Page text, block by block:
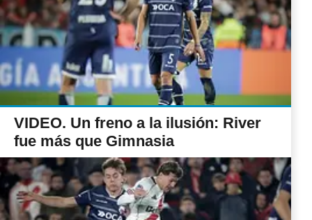
VIDEO. Un freno a la ilusión: River
fue más que Gimnasia